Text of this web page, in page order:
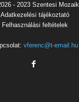
- 2023 Szentesi Mozaik
Adatkezelési tájékoztató
Felhasználási feltételek
vferenc@t-email.hu